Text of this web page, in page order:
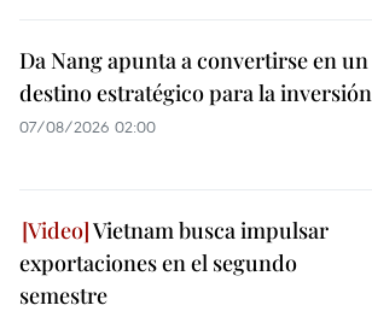
Da Nang apunta a convertirse en un
destino estratégico para la inversión
07/08/2026 02:00
Vietnam busca impulsar
exportaciones en el segundo
semestre